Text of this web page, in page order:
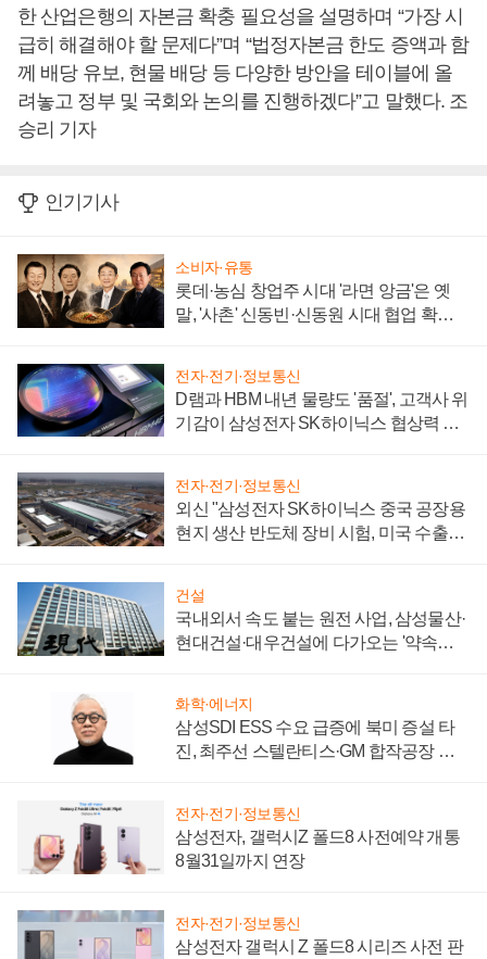
한 산업은행의 자본금 확충 필요성을 설명하며 “가장 시
급히 해결해야 할 문제다”며 “법정자본금 한도 증액과 함
께 배당 유보, 현물 배당 등 다양한 방안을 테이블에 올
려놓고 정부 및 국회와 논의를 진행하겠다”고 말했다. 조
승리 기자
인기기사
소비자·유통
롯데·농심 창업주 시대 '라면 앙금'은 옛
말, '사촌' 신동빈·신동원 시대 협업 확대
전자·전기·정보통신
D램과 HBM 내년 물량도 '품절', 고객사 위
기감이 삼성전자 SK하이닉스 협상력 더
전자·전기·정보통신
외신 "삼성전자 SK하이닉스 중국 공장용
현지 생산 반도체 장비 시험, 미국 수출통
건설
국내외서 속도 붙는 원전 사업, 삼성물산·
현대건설·대우건설에 다가오는 '약속의
화학·에너지
삼성SDI ESS 수요 급증에 북미 증설 타
진, 최주선 스텔란티스·GM 합작공장 건
전자·전기·정보통신
삼성전자, 갤럭시Z 폴드8 사전예약 개통
8월31일까지 연장
전자·전기·정보통신
삼성전자 갤럭시 Z 폴드8 시리즈 사전 판